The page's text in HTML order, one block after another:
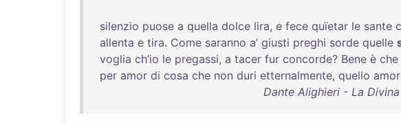
silenzio puose a quella dolce lira, e fece quïetar le sante
allenta e tira. Come saranno a’ giusti preghi sorde quelle
voglia ch’io le pregassi, a tacer fur concorde? Bene è che
per amor di cosa che non duri etternalmente, quello amor
Dante Alighieri - La